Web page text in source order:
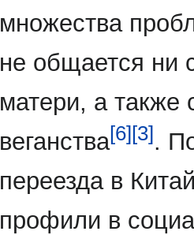
множества
не общается ни
матери, а также
веганства[6][3].
переезда в
профили в